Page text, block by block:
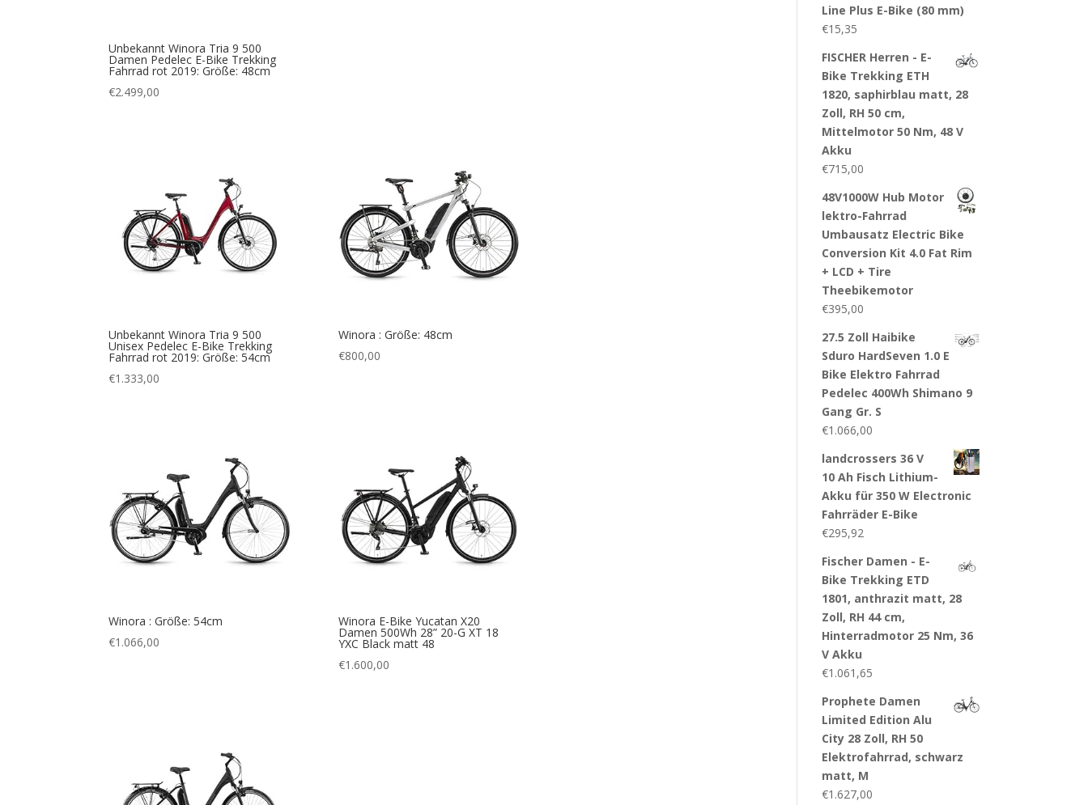
Unbekannt Winora Tria 9 500
Damen Pedelec E-Bike Trekking
Fahrrad rot 2019: Größe: 48cm
€2.499,00
Unbekannt Winora Tria 9 500
Unisex Pedelec E-Bike Trekking
Fahrrad rot 2019: Größe: 54cm
€1.333,00
Winora : Größe: 48cm
€800,00
Winora : Größe: 54cm
€1.066,00
Winora E-Bike Yucatan X20
Damen 500Wh 28” 20-G XT 18
YXC Black matt 48
€1.600,00
Line Plus E-Bike (80 mm)
€15,35
FISCHER Herren - E-
Bike Trekking ETH
1820, saphirblau matt, 28
Zoll, RH 50 cm,
Mittelmotor 50 Nm, 48 V
Akku
€715,00
48V1000W Hub Motor
lektro-Fahrrad
Umbausatz Electric Bike
Conversion Kit 4.0 Fat Rim
+ LCD + Tire
Theebikemotor
€395,00
27.5 Zoll Haibike
Sduro HardSeven 1.0 E
Bike Elektro Fahrrad
Pedelec 400Wh Shimano 9
Gang Gr. S
€1.066,00
landcrossers 36 V
10 Ah Fisch Lithium-
Akku für 350 W Electronic
Fahrräder E-Bike
€295,92
Fischer Damen - E-
Bike Trekking ETD
1801, anthrazit matt, 28
Zoll, RH 44 cm,
Hinterradmotor 25 Nm, 36
V Akku
€1.061,65
Prophete Damen
Limited Edition Alu
City 28 Zoll, RH 50
Elektrofahrrad, schwarz
matt, M
€1.627,00